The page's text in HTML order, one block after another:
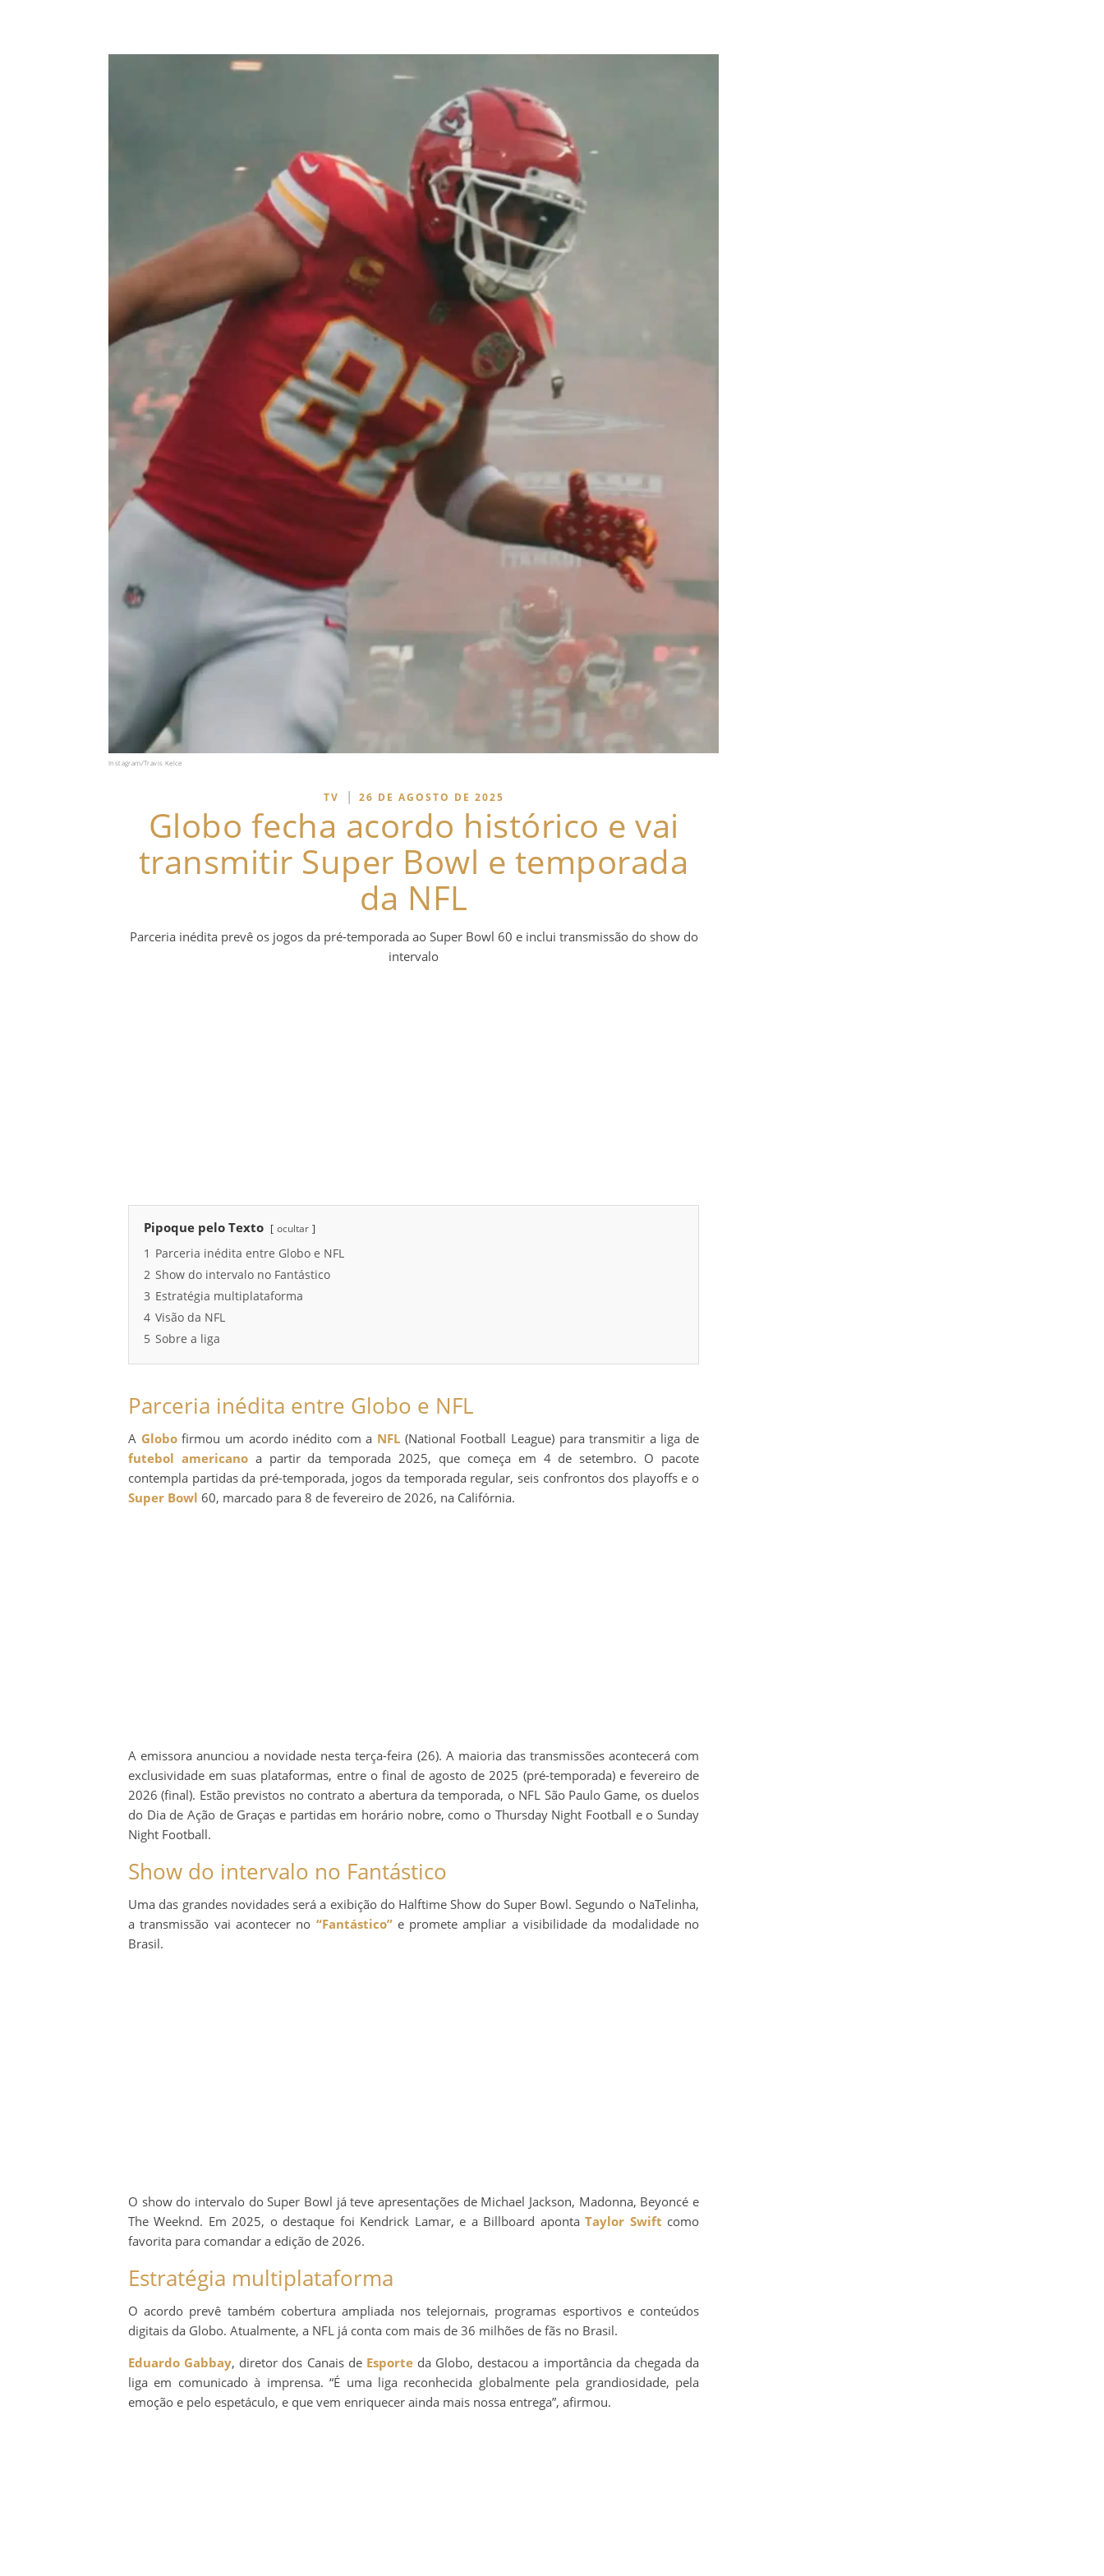
Instagram/Travis Kelce
TV | 26 DE AGOSTO DE 2025
Globo fecha acordo histórico e vai
transmitir Super Bowl e temporada
da NFL
Parceria inédita prevê os jogos da pré-temporada ao Super Bowl 60 e inclui transmissão do show do
intervalo
Pipoque pelo Texto ocultar
1 Parceria inédita entre Globo e NFL
2 Show do intervalo no Fantástico
3 Estratégia multiplataforma
4 Visão da NFL
5 Sobre a liga
Parceria inédita entre Globo e NFL
A Globofirmou um acordo inédito com a NFL (National Football League) para transmitir a liga de
futebol americanoa partir da temporada 2025, que começa em 4 de setembro. O pacote
contempla partidas da pré-temporada, jogos da temporada regular, seis confrontos dos playoffs e o
Super Bowl 60, marcado para 8 de fevereiro de 2026, na Califórnia.
A emissora anunciou a novidade nesta terça-feira (26). A maioria das transmissões acontecerá com
exclusividade em suas plataformas, entre o final de agosto de 2025 (pré-temporada) e fevereiro de
2026 (final). Estão previstos no contrato a abertura da temporada, o NFL São Paulo Game, os duelos
do Dia de Ação de Graças e partidas em horário nobre, como o Thursday Night Football e o Sunday
Night Football.
Show do intervalo no Fantástico
Uma das grandes novidades será a exibição do Halftime Show do Super Bowl. Segundo o NaTelinha,
a transmissão vai acontecer no “Fantástico”e promete ampliar a visibilidade da modalidade no
Brasil.
O show do intervalo do Super Bowl já teve apresentações de Michael Jackson, Madonna, Beyoncé e
The Weeknd. Em 2025, o destaque foi Kendrick Lamar, e a Billboard apontaTaylor Swift como
favorita para comandar a edição de 2026.
Estratégia multiplataforma
O acordo prevê também cobertura ampliada nos telejornais, programas esportivos e conteúdos
digitais da Globo. Atualmente, a NFL já conta com mais de 36 milhões de fãs no Brasil.
Eduardo Gabbay, diretor dos Canais de Esporteda Globo, destacou a importância da chegada da
liga em comunicado à imprensa. “É uma liga reconhecida globalmente pela grandiosidade, pela
emoção e pelo espetáculo, e que vem enriquecer ainda mais nossa entrega”, afirmou.